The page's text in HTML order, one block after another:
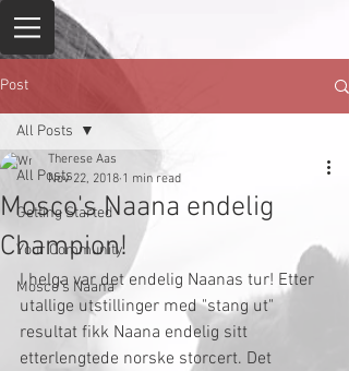
Post
All Posts
Getting Started
Your Community
Mosco’s Naana
All Posts
Mosco's Naana endelig
Champion!
Therese Aas
Nov 22, 2018 1 min read
I helga var det endelig Naanas tur! Etter
utallige utstillinger med "stang ut"
resultat fikk Naana endelig sitt
etterlengtede norske storcert. Det